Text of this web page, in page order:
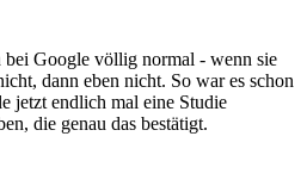
Google völlig normal - wenn sie
dann eben nicht. So war es schon
jetzt endlich mal eine Studie
die genau das bestätigt.